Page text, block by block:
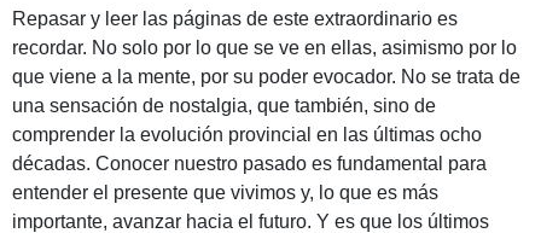
Repasar y leer las páginas de este extraordinario es
recordar. No solo por lo que se ve en ellas, asimismo por lo
que viene a la mente, por su poder evocador. No se trata de
una sensación de nostalgia, que también, sino de
comprender la evolución provincial en las últimas ocho
décadas. Conocer nuestro pasado es fundamental para
entender el presente que vivimos y, lo que es más
importante, avanzar hacia el futuro. Y es que los últimos